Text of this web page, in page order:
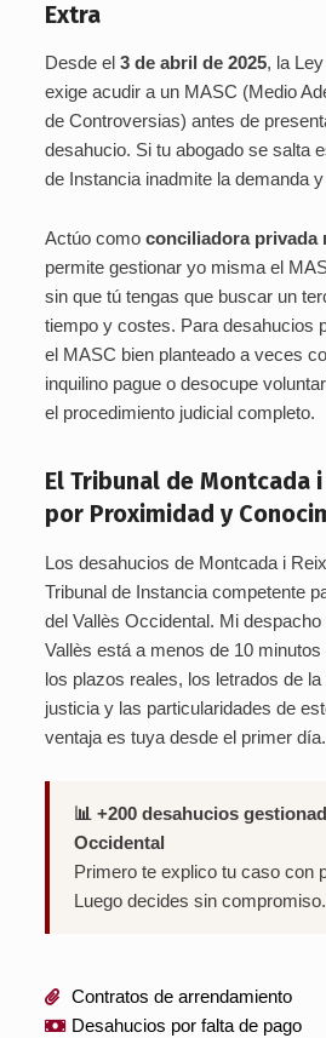
Extra
Desde el 3 de abril de 2025, la
exige acudir a un MASC (Medio
de Controversias) antes de
desahucio. Si tu abogado se salta
de Instancia inadmite la demanda
Actúo como conciliadora privada
permite gestionar yo misma el
sin que tú tengas que buscar un
tiempo y costes. Para desahucios
el MASC bien planteado a veces
inquilino pague o desocupe
el procedimiento judicial completo.
El Tribunal de Montcada
por Proximidad y
Los desahucios de Montcada i
Tribunal de Instancia competente
del Vallès Occidental. Mi
Vallès está a menos de 10
los plazos reales, los letrados de
justicia y las particularidades de
ventaja es tuya desde el primer día.
📊 +200 desahucios
Occidental
Primero te explico tu caso con
Luego decides sin compromiso.
Contratos de arrendamiento
Desahucios por falta de pago